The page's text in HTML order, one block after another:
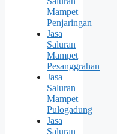
Mampet
Penjaringan
Jasa
Saluran
Mampet
Pesanggrahan
Jasa
Saluran
Mampet
Pulogadung
Jasa
Saluran